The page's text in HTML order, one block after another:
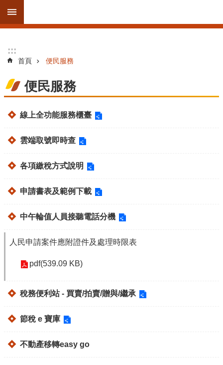
跳到主要內容區塊
階
搜
訊
公
上
務
見
便
服
租
:::
:::
首頁 便民服務
便民服務
線上全功能服務櫃臺
雲端取號即時查
各項繳稅方式說明
申請書表及範例下載
中午輪值人員接聽電話分機
人民申請案件應附證件及處理時限表
pdf(539.09 KB)
稅務便利站 - 買賣/拍賣/贈與/繼承
節稅 e 寶庫
不動產移轉easy go